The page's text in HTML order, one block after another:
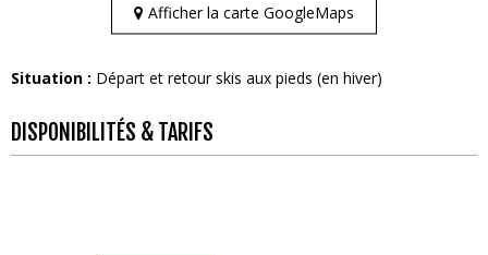
Afficher la carte GoogleMaps
Situation : Départ et retour skis aux pieds (en hiver)
DISPONIBILITÉS & TARIFS